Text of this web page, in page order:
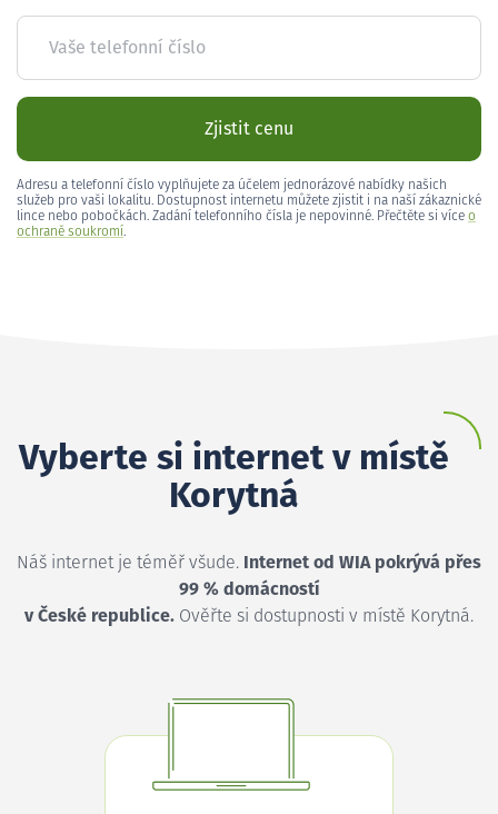
Vaše telefonní číslo
Zjistit cenu
Adresu a telefonní číslo vyplňujete za účelem jednorázové nabídky našich
služeb pro vaši lokalitu. Dostupnost internetu můžete zjistit i na naší zákaznické
lince nebo pobočkách. Zadání telefonního čísla je nepovinné. Přečtěte si více o
ochraně soukromí.
Vyberte si internet v místě
Korytná
Náš internet je téměř všude. Internet od WIA pokrývá přes
99 % domácností
v České republice. Ověřte si dostupnosti v místě Korytná.